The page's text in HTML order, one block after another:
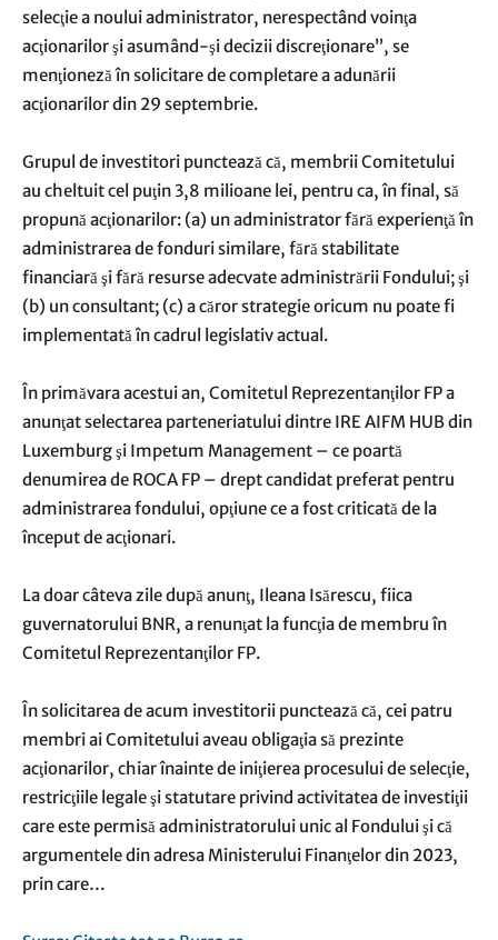
selecţie a noului administrator, nerespectând voinţa
acţionarilor şi asumând-şi decizii discreţionare”, se
menţioneză în solicitare de completare a adunării
acţionarilor din 29 septembrie.
Grupul de investitori punctează că, membrii Comitetului
au cheltuit cel puţin 3,8 milioane lei, pentru ca, în final, să
propună acţionarilor: (a) un administrator fără experienţă în
administrarea de fonduri similare, fără stabilitate
financiară şi fără resurse adecvate administrării Fondului; şi
(b) un consultant; (c) a căror strategie oricum nu poate fi
implementată în cadrul legislativ actual.
În primăvara acestui an, Comitetul Reprezentanţilor FP a
anunţat selectarea parteneriatului dintre IRE AIFM HUB din
Luxemburg şi Impetum Management – ce poartă
denumirea de ROCA FP – drept candidat preferat pentru
administrarea fondului, opţiune ce a fost criticată de la
început de acţionari.
La doar câteva zile după anunţ, Ileana Isărescu, fiica
guvernatorului BNR, a renunţat la funcţia de membru în
Comitetul Reprezentanţilor FP.
În solicitarea de acum investitorii punctează că, cei patru
membri ai Comitetului aveau obligaţia să prezinte
acţionarilor, chiar înainte de iniţierea procesului de selecţie,
restricţiile legale şi statutare privind activitatea de investiţii
care este permisă administratorului unic al Fondului şi că
argumentele din adresa Ministerului Finanţelor din 2023,
prin care…